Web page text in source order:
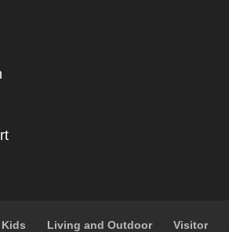
Kids Living and Outdoor Visitor